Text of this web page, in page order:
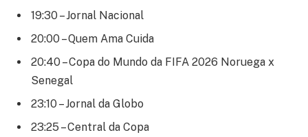
19:30 – Jornal Nacional
20:00 – Quem Ama Cuida
20:40 – Copa do Mundo da FIFA 2026 Noruega x
Senegal
23:10 – Jornal da Globo
23:25 – Central da Copa